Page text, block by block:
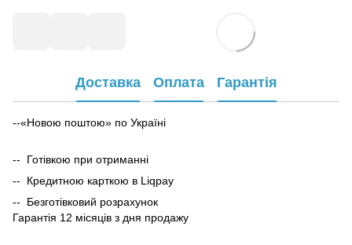
Доставка Оплата Гарантія
--«Новою поштою» по Україні
-- Готівкою при отриманні
-- Кредитною карткою в Liqpay
-- Безготівковий розрахунок
Гарантія 12 місяців з дня продажу